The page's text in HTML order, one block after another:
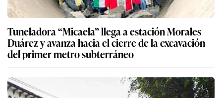
Tuneladora “Micaela” llega a estación Morales
Duárez y avanza hacia el cierre de la excavación
del primer metro subterráneo